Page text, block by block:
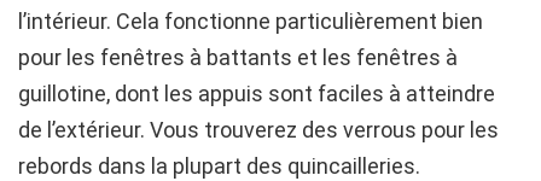
l’intérieur. Cela fonctionne particulièrement bien
pour les fenêtres à battants et les fenêtres à
guillotine, dont les appuis sont faciles à atteindre
de l’extérieur. Vous trouverez des verrous pour les
rebords dans la plupart des quincailleries.